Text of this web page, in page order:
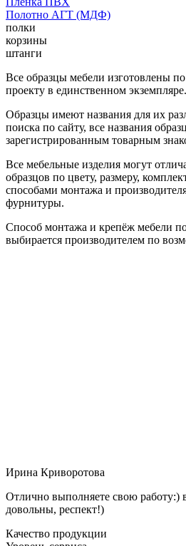
Полотно АГТ (МДФ)
полки
корзины
штанги
Все образцы мебели изготовлены
проекту в единственном экземпляре.
Образцы имеют названия для их
поиска по сайту, все названия
зарегистрированным товарным
Все мебельные изделия могут
образцов по цвету, размеру,
способами монтажа и
фурнитуры.
Способ монтажа и крепёж мебели
выбирается производителем по
Ирина Криворотова
Отлично выполняете свою работу:)
довольны, респект!)
Качество продукции